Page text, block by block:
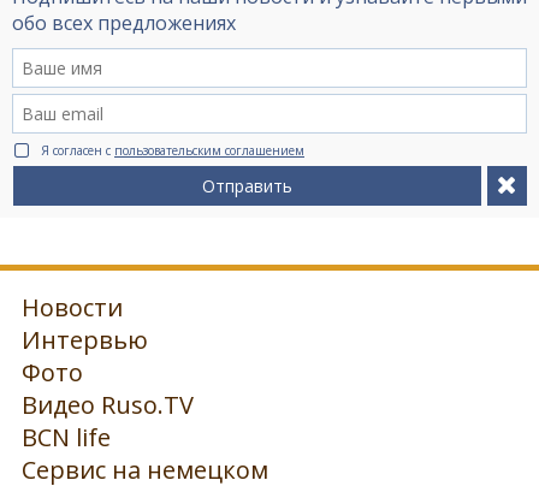
обо всех предложениях
Я согласен с пользовательским соглашением
Отправить
Новости
Интервью
Фото
Видео Ruso.TV
BCN life
Сервис на немецком